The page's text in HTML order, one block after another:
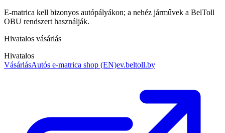
E‑matrica kell bizonyos autópályákon; a nehéz járművek a BelToll
OBU rendszert használják.
Hivatalos vásárlás
Hivatalos
VásárlásAutós e‑matrica shop (EN)ev.beltoll.by